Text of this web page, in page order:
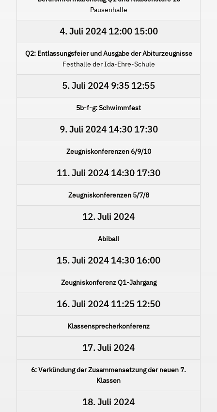
Pausenhalle
4. Juli 202412:00 15:00
Q2: Entlassungsfeier und Ausgabe der Abiturzeugnisse
Festhalle der Ida-Ehre-Schule
5. Juli 2024 9:35 12:55
5b-f-g: Schwimmfest
9. Juli 202414:30 17:30
Zeugniskonferenzen 6/9/10
11. Juli 2024 14:30 17:30
Zeugniskonferenzen 5/7/8
12. Juli 2024
Abiball
15. Juli 2024 14:30 16:00
Zeugniskonferenz Q1-Jahrgang
16. Juli 2024 11:25 12:50
Klassensprecherkonferenz
17. Juli 2024
6: Verkündung der Zusammensetzung der neuen 7.
Klassen
18. Juli 2024